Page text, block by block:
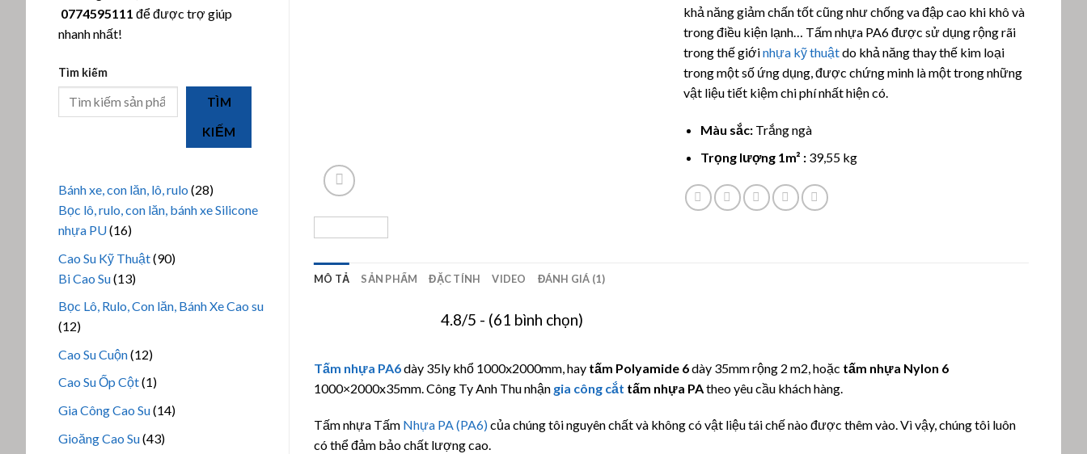
0774595111 để được trợ giúp
nhanh nhất!
Tìm kiếm
TÌM
KIẾM
Bánh xe, con lăn, lô, rulo 2828
sản
Bọc lô, rulo, con lăn, bánh xe Silicone
nhựa PU 1616
sản
phẩm
Cao Su Kỹ Thuật 9090
Bi Cao Su 1313
Bọc Lô, Rulo, Con lăn, Bánh Xe Cao su
1212
Cao Su Cuộn 1212
sản
phẩm
Cao Su Ốp Cột 11
phẩm
Gia Công Cao Su 1414
Gioăng Cao Su 4343
đánh giá
khả năng giảm chấn tốt cũng như chống va đập cao khi khô và
trong điều kiện lạnh… Tấm nhựa PA6 được sử dụng rộng rãi
trong thế giớinhựa kỹ thuậtdo khả năng thay thế kim loại
trong một số ứng dụng, được chứng minh là một trong những
vật liệu tiết kiệm chi phí nhất hiện có.
Màu sắc:Trắng ngà
Trọng lượng 1m² :39,55 kg
MÔ TẢ SẢN PHẨM ĐẶC TÍNH VIDEO ĐÁNH GIÁ (1)
4.8/5 - (61 bình chọn)
Tấm nhựa PA6dày 35ly khổ 1000x2000mm, hay tấm Polyamide 6dày 35mm rộng 2 m2, hoặc tấm nhựa Nylon 6
1000×2000x35mm. Công Ty Anh Thu nhận gia công cắt tấm nhựa PAtheo yêu cầu khách hàng.
Tấm nhựa Tấm Nhựa PA (PA6)của chúng tôi nguyên chất và không có vật liệu tái chế nào được thêm vào. Vì vậy, chúng tôi luôn
có thể đảm bảo chất lượng cao.